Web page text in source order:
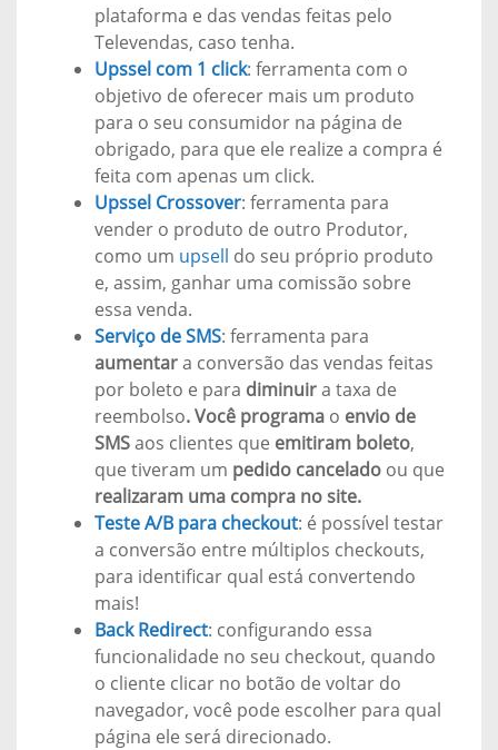
plataforma e das vendas feitas pelo
Televendas, caso tenha.
Upssel com 1 click: ferramenta com o
objetivo de oferecer mais um produto
para o seu consumidor na página de
obrigado, para que ele realize a compra é
feita com apenas um click.
Upssel Crossover: ferramenta para
vender o produto de outro Produtor,
como um upsell do seu próprio produto
e, assim, ganhar uma comissão sobre
essa venda.
Serviço de SMS: ferramenta para
aumentara conversão das vendas feitas
por boleto e para diminuira taxa de
reembolso. Você programa o envio de
SMSaos clientes que emitiram boleto,
que tiveram um pedido cancelado ou que
realizaram uma compra no site.
Teste A/B para checkout: é possível testar
a conversão entre múltiplos checkouts,
para identificar qual está convertendo
mais!
Back Redirect: configurando essa
funcionalidade no seu checkout, quando
o cliente clicar no botão de voltar do
navegador, você pode escolher para qual
página ele será direcionado.